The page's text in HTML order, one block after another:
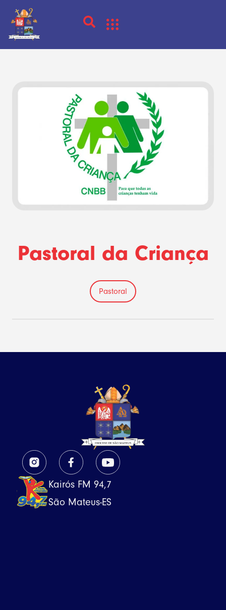
Pastoral da Criança
Pastoral
Kairós FM 94,7
São Mateus-ES